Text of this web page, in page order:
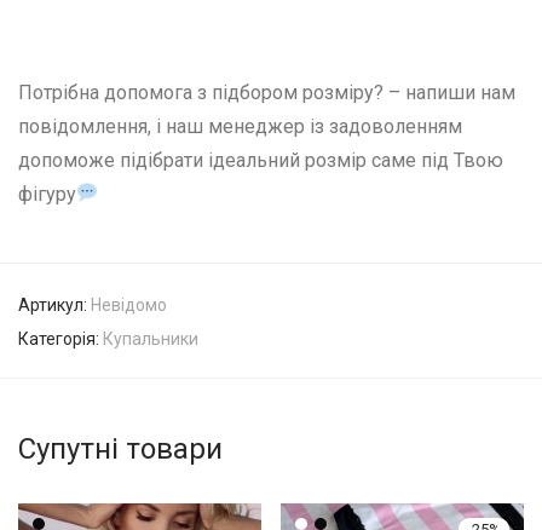
Потрібна допомога з підбором розміру? – напиши нам
повідомлення, і наш менеджер із задоволенням
допоможе підібрати ідеальний розмір саме під Твою
фігуру
Артикул: Невідомо
Категорія: Купальники
Супутні товари